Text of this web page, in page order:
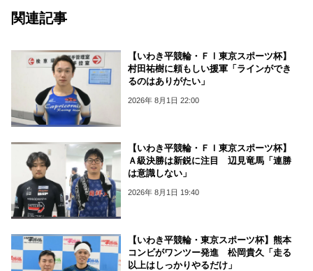
関連記事
【いわき平競輪・ＦⅠ東京スポーツ杯】
村田祐樹に頼もしい援軍「ラインができ
るのはありがたい」
2026年 8月1日 22:00
【いわき平競輪・ＦＩ東京スポーツ杯】
Ａ級決勝は新鋭に注目 辺見竜馬「連勝
は意識しない」
2026年 8月1日 19:40
【いわき平競輪・東京スポーツ杯】熊本
コンビがワンツー発進 松岡貴久「走る
以上はしっかりやるだけ」